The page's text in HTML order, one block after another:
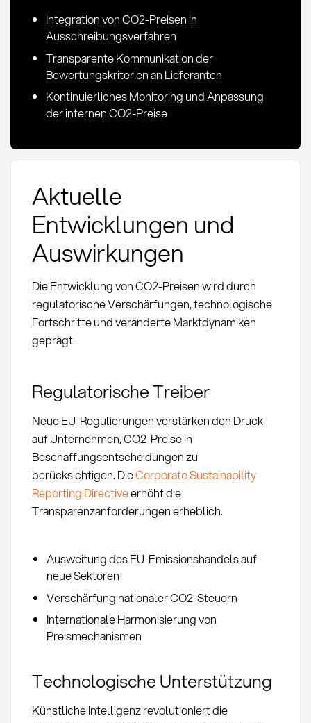
Integration von CO2-Preisen in
Ausschreibungsverfahren
Transparente Kommunikation der
Bewertungskriterien an Lieferanten
Kontinuierliches Monitoring und Anpassung
der internen CO2-Preise
Aktuelle
Entwicklungen und
Auswirkungen
Die Entwicklung von CO2-Preisen wird durch
regulatorische Verschärfungen, technologische
Fortschritte und veränderte Marktdynamiken
geprägt.
Regulatorische Treiber
Neue EU-Regulierungen verstärken den Druck
auf Unternehmen, CO2-Preise in
Beschaffungsentscheidungen zu
berücksichtigen. DieCorporate Sustainability
Reporting Directiveerhöht die
Transparenzanforderungen erheblich.
Ausweitung des EU-Emissionshandels auf
neue Sektoren
Verschärfung nationaler CO2-Steuern
Internationale Harmonisierung von
Preismechanismen
Technologische Unterstützung
Künstliche Intelligenz revolutioniert die